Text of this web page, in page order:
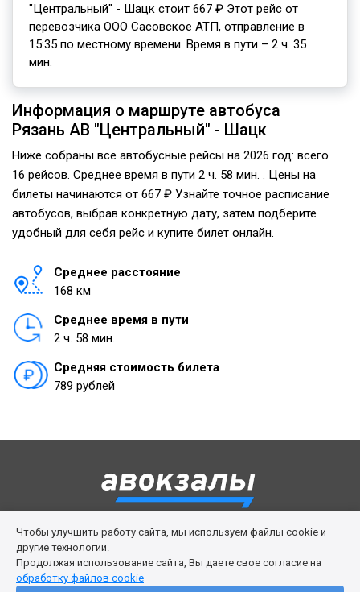
"Центральный" - Шацк стоит 667 ₽ Этот рейс от
перевозчика ООО Сасовское АТП, отправление в
15:35 по местному времени. Время в пути – 2 ч. 35
мин.
Информация о маршруте автобуса
Рязань АВ "Центральный" - Шацк
Ниже собраны все автобусные рейсы на 2026 год: всего
16 рейсов. Среднее время в пути 2 ч. 58 мин. . Цены на
билеты начинаются от 667 ₽ Узнайте точное расписание
автобусов, выбрав конкретную дату, затем подберите
удобный для себя рейс и купите билет онлайн.
Среднее расстояние
168 км
Среднее время в пути
2 ч. 58 мин.
Средняя стоимость билета
789 рублей
Правила сервиса Политика cookies
Личный кабинет Возврат билета Поддержка
Чтобы улучшить работу сайта, мы используем файлы cookie и
другие технологии.
Продолжая использование сайта, Вы даете свое согласие на
обработку файлов cookie